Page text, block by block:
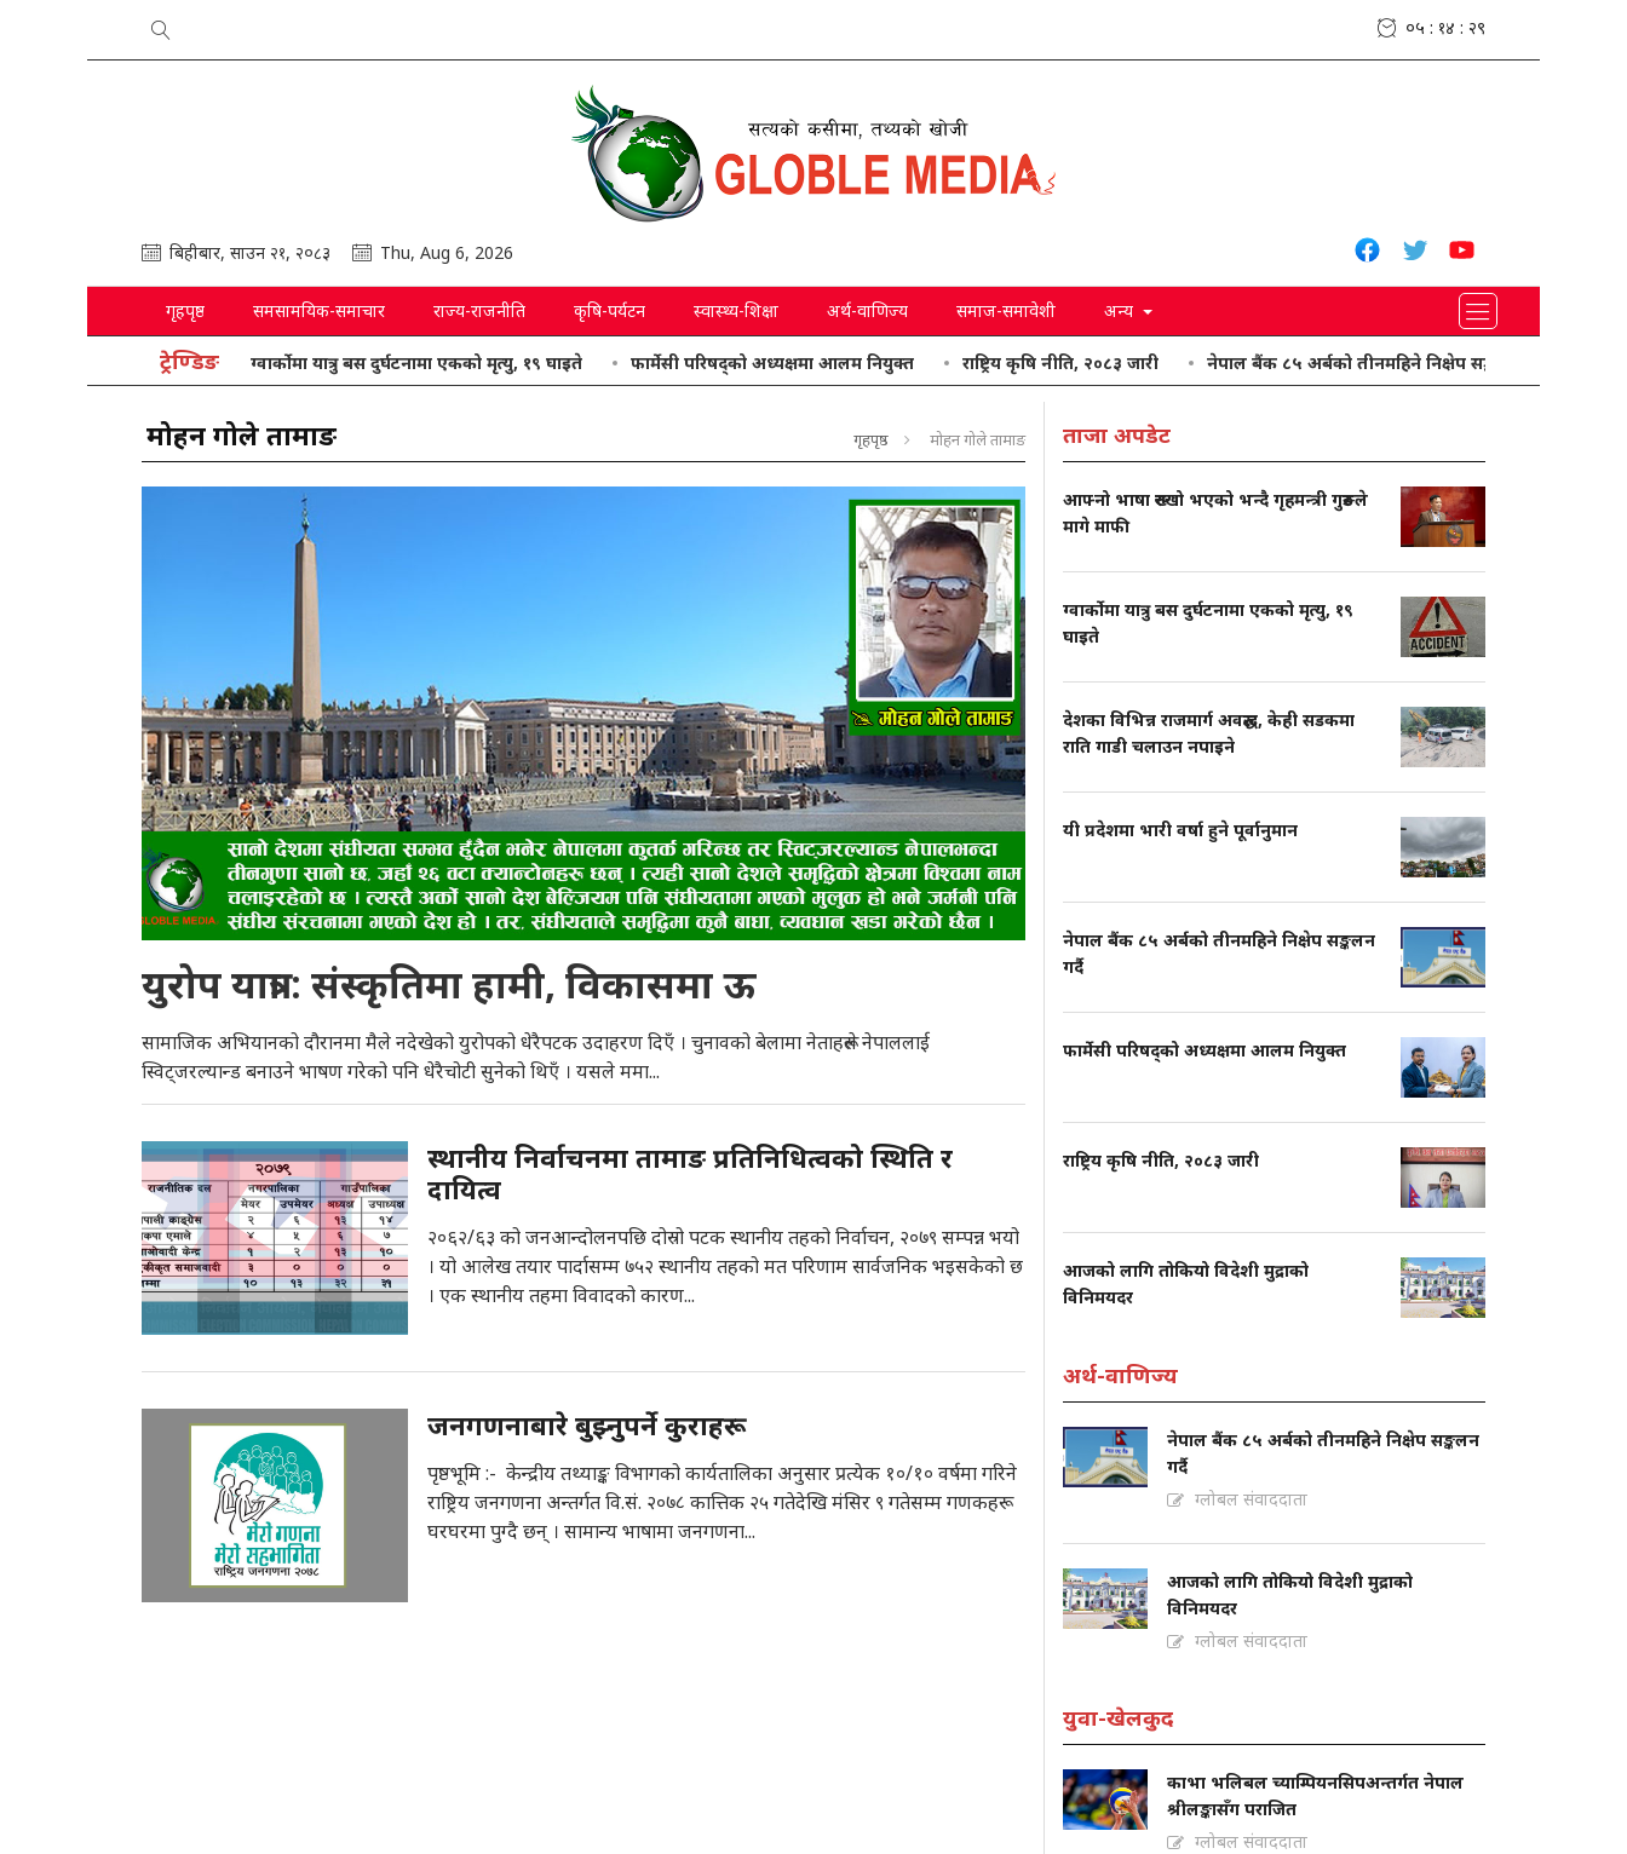
०५ : १४ : ३०
बिहीबार, साउन २१, २०८३ Thu, Aug 6, 2026
गृहपृष्ठ समसामयिक-समाचार राज्य-राजनीति कृषि-पर्यटन स्वास्थ्य-शिक्षा अर्थ-वाणिज्य समाज-समावेशी अन्य
ट्रेण्डिङग्वार्कोमा यात्रु बस दुर्घटनामा एकको मृत्यु, १९ घाइते फार्मेसी परिषद्को अध्यक्षमा आलम नियुक्त राष्ट्रिय कृषि नीति, २०८३ जारी नेपाल बैंक ८५ अर्बको तीनमहिने निक्षेप सङ्कलन गर्दै
मोहन गोले तामाङ गृहपृष्ठ मोहन गोले तामाङ
युरोप यात्रा : संस्कृतिमा हामी, विकासमा ऊ
सामाजिक अभियानको दौरानमा मैले नदेखेको युरोपको धेरैपटक उदाहरण दिएँ । चुनावको बेलामा नेताहरूले नेपाललाई
स्विट्जरल्यान्ड बनाउने भाषण गरेको पनि धेरैचोटी सुनेको थिएँ । यसले ममा...
स्थानीय निर्वाचनमा तामाङ प्रतिनिधित्वको स्थिति र
दायित्व
२०६२/६३ को जनआन्दोलनपछि दोस्रो पटक स्थानीय तहको निर्वाचन, २०७९ सम्पन्न भयो
। यो आलेख तयार पार्दासम्म ७५२ स्थानीय तहको मत परिणाम सार्वजनिक भइसकेको छ
। एक स्थानीय तहमा विवादको कारण...
जनगणनाबारे बुझ्नुपर्ने कुराहरू
पृष्ठभूमि :- केन्द्रीय तथ्याङ्क विभागको कार्यतालिका अनुसार प्रत्येक १०/१० वर्षमा गरिने
राष्ट्रिय जनगणना अन्तर्गत वि.सं. २०७८ कात्तिक २५ गतेदेखि मंसिर ९ गतेसम्म गणकहरू
घरघरमा पुग्दै छन् । सामान्य भाषामा जनगणना...
ताजा अपडेट
आफ्नो भाषा रुख्खो भएको भन्दै गृहमन्त्री गुरुङले
मागे माफी
ग्वार्कोमा यात्रु बस दुर्घटनामा एकको मृत्यु, १९
घाइते
देशका विभिन्न राजमार्ग अवरुद्ध, केही सडकमा
राति गाडी चलाउन नपाइने
यी प्रदेशमा भारी वर्षा हुने पूर्वानुमान
नेपाल बैंक ८५ अर्बको तीनमहिने निक्षेप सङ्कलन
गर्दै
फार्मेसी परिषद्को अध्यक्षमा आलम नियुक्त
राष्ट्रिय कृषि नीति, २०८३ जारी
आजको लागि तोकियो विदेशी मुद्राको
विनिमयदर
अर्थ-वाणिज्य
नेपाल बैंक ८५ अर्बको तीनमहिने निक्षेप सङ्कलन
गर्दै
ग्लोबल संवाददाता
आजको लागि तोकियो विदेशी मुद्राको
विनिमयदर
ग्लोबल संवाददाता
युवा-खेलकुद
काभा भलिबल च्याम्पियनसिपअन्तर्गत नेपाल
श्रीलङ्कासँग पराजित
ग्लोबल संवाददाता